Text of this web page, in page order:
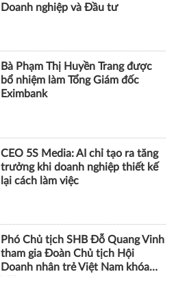
Doanh nghiệp và Đầu tư
Bà Phạm Thị Huyền Trang được
bổ nhiệm làm Tổng Giám đốc
Eximbank
CEO 5S Media: AI chỉ tạo ra tăng
trưởng khi doanh nghiệp thiết kế
lại cách làm việc
Phó Chủ tịch SHB Đỗ Quang Vinh
tham gia Đoàn Chủ tịch Hội
Doanh nhân trẻ Việt Nam khóa